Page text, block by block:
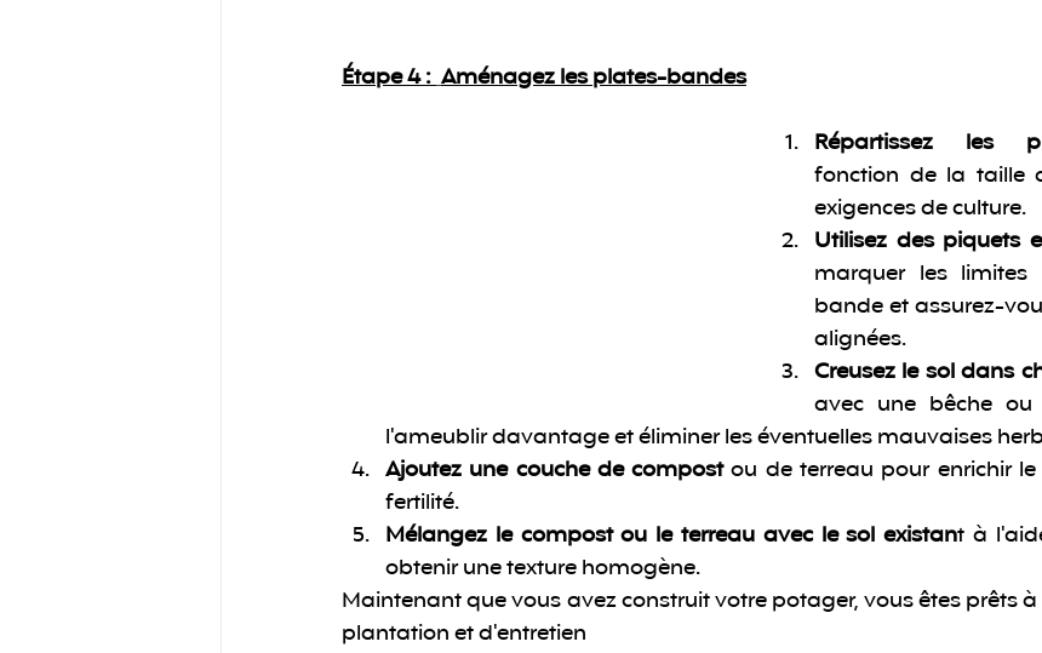
Étape 4 : Aménagez les plates-bandes
Répartissez les
fonction de la taille
exigences de culture.
Utilisez des piquets
marquer les
bande et assurez-
alignées.
Creusez le sol dans
avec une bêche
l'ameublir davantage et éliminer les éventuelles mauvaises
Ajoutez une couche de compost ou de terreau pour enrichir
fertilité.
Mélangez le compost ou le terreau avec le sol existant à
obtenir une texture homogène.
Maintenant que vous avez construit votre potager, vous êtes prêts
plantation et d'entretien